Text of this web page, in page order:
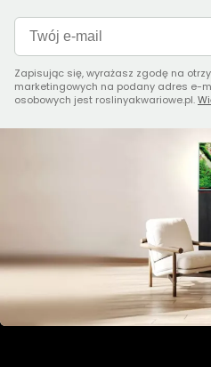
Zapisując się, wyrażasz zgodę na
marketingowych na podany adres e-
osobowych jest roslinyakwariowe.pl.